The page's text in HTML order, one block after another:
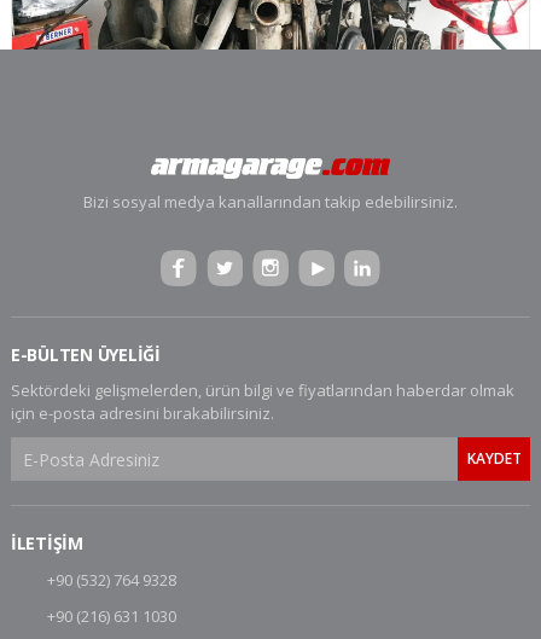
Bizi sosyal medya kanallarından takip edebilirsiniz.
E-BÜLTEN ÜYELİĞİ
Sektördeki gelişmelerden, ürün bilgi ve fiyatlarından haberdar olmak
için e-posta adresini bırakabilirsiniz.
İLETİŞİM
+90 (532) 764 9328
+90 (216) 631 1030